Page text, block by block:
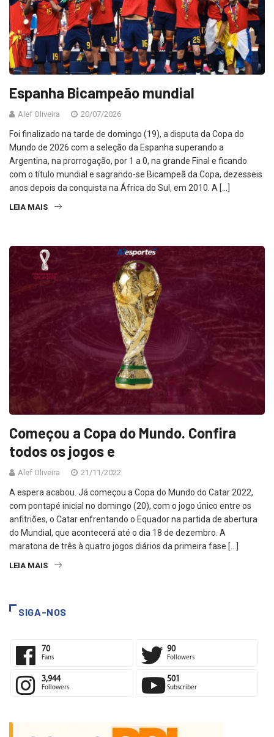
Espanha Bicampeão mundial
Alef Oliveira 20/07/2026
Foi finalizado na tarde de domingo (19), a disputa da Copa do
Mundo de 2026 com a seleção da Espanha superando a
Argentina, na prorrogação, por 1 a 0, na grande Final e ficando
com o título mundial e sagrando-se Bicampeã da Copa, dezesseis
anos depois da conquista na África do Sul, em 2010. A […]
LEIA MAIS
Começou a Copa do Mundo. Confira
todos os jogos e
Alef Oliveira 21/11/2022
A espera acabou. Já começou a Copa do Mundo do Catar 2022,
com pontapé inicial no domingo (20), com o jogo único entre os
anfitriões, o Catar enfrentando o Equador na partida de abertura
do Mundial, que acontecerá até o dia 18 de dezembro. A
maratona de três à quatro jogos diários da primeira fase […]
LEIA MAIS
SIGA-NOS
70
Fans
90
Followers
3,944
Followers
501
Subscriber